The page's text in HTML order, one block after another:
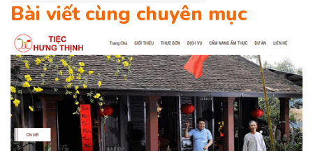
Bài viết cùng chuyên mục